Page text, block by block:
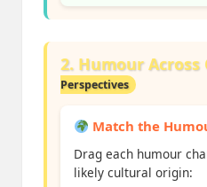
2. Humour Across
Perspectives
Match the
Drag each humour
likely cultural origin: